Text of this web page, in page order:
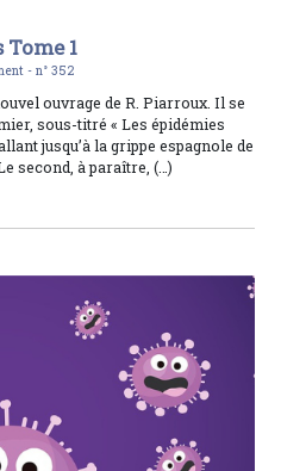
1
-n° 352
ouvrage de R. Piarroux. Il se
sous-titré « Les épidémies
jusqu’à la grippe espagnole de
second, à paraître, (…)